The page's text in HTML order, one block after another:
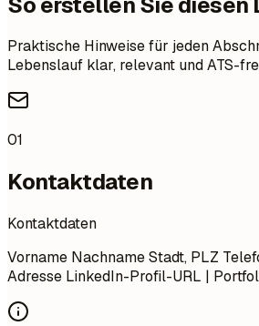
Praktische Hinweise für jeden
Lebenslauf klar, relevant und ATS-
01
Kontaktdaten
Kontaktdaten
Vorname Nachname Stadt, PLZ
Adresse LinkedIn-Profil-URL |